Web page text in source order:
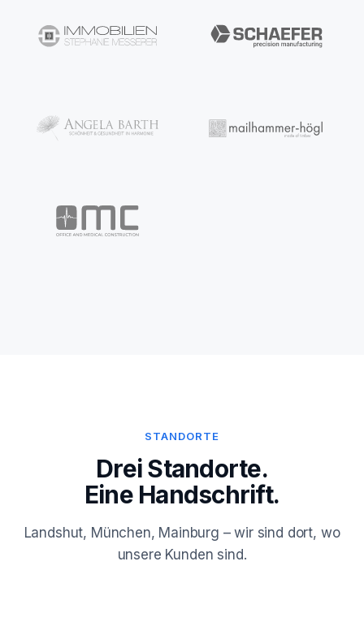
STANDORTE
Drei Standorte.
Eine Handschrift.
Landshut, München, Mainburg – wir sind dort, wo
unsere Kunden sind.